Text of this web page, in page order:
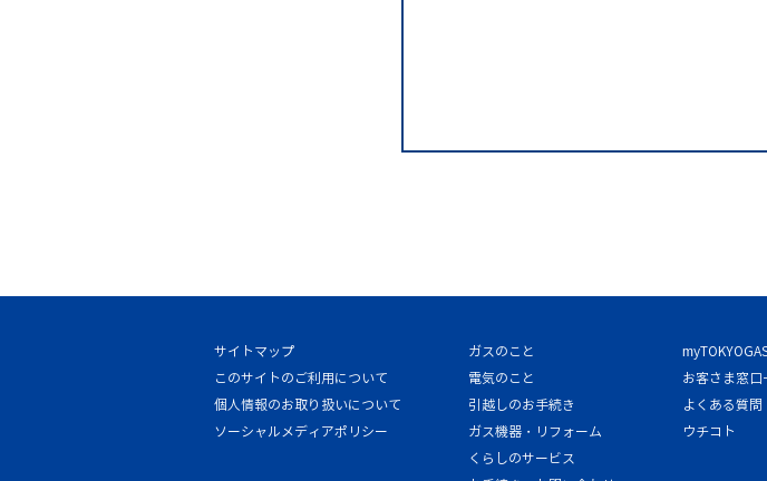
サイトマップ
このサイトのご利用について
個人情報のお取り扱いについて
ソーシャルメディアポリシー
ガスのこと
電気のこと
引越しのお手続き
ガス機器・リフォーム
くらしのサービス
お客さま窓口
よくある質
ウチコト